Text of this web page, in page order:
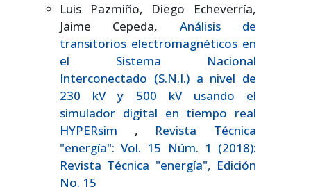
Luis Pazmiño, Diego Echeverría,
Jaime Cepeda, Análisis de
transitorios electromagnéticos en
el Sistema Nacional
Interconectado (S.N.I.) a nivel de
230 kV y 500 kV usando el
simulador digital en tiempo real
HYPERsim , Revista Técnica
"energía": Vol. 15 Núm. 1 (2018):
Revista Técnica "energía", Edición
No. 15